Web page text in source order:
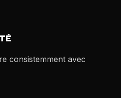
consistemment avec